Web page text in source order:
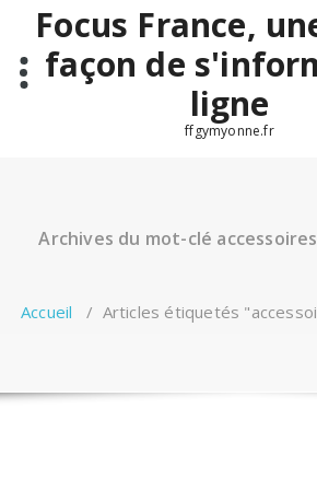
Focus France,
façon de
ligne
ffgymyonne.fr
Archives du mot-clé
Accueil / Articles étiquetés